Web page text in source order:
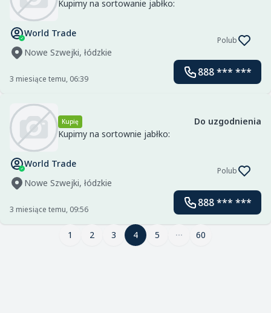
Kupimy na sortowanie jabłko:
World Trade
Nowe Szwejki, łódzkie
Polub
3 miesiące temu, 06:39
888 *** ***
Kupię
Do uzgodnienia
Kupimy na sortownie jabłko:
World Trade
Nowe Szwejki, łódzkie
Polub
3 miesiące temu, 09:56
888 *** ***
4
1 2 3 4 5 60